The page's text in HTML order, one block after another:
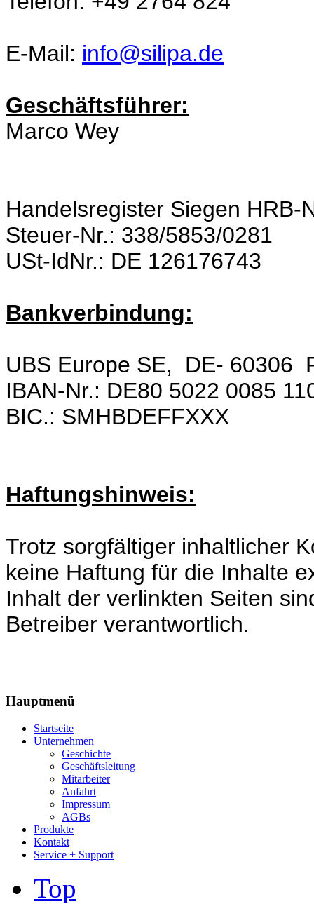
E-Mail: info@silipa.de
Geschäftsführer:
Marco Wey
Handelsregister Siegen HRB-
Steuer-Nr.: 338/5853/0281
USt-IdNr.: DE 126176743
Bankverbindung:
UBS Europe SE, DE- 60306
IBAN-Nr.: DE80 5022 0085
BIC.: SMHBDEFFXXX
Haftungshinweis:
Trotz sorgfältiger inhaltlicher
keine Haftung für die Inhalte
Inhalt der verlinkten Seiten
Betreiber verantwortlich.
Hauptmenü
Startseite
Unternehmen
Geschichte
Geschäftsleitung
Mitarbeiter
Anfahrt
Impressum
AGBs
Produkte
Kontakt
Service + Support
Top